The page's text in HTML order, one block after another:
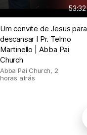
53:32
Um convite de Jesus para
descansar I Pr. Telmo
Martinello | Abba Pai
Church
Abba Pai Church, 2
horas atrás